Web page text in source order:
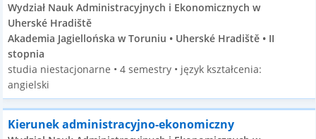
Wydział Nauk Administracyjnych i Ekonomicznych w
Uherské Hradiště
Akademia Jagiellońska w Toruniu • Uherské Hradiště • II
stopnia
studia niestacjonarne • 4 semestry • język kształcenia:
angielski
Kierunek administracyjno-ekonomiczny